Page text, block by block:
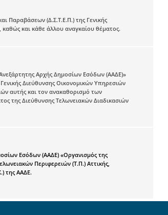
Παραβάσεων (Δ.Σ.Τ.Ε.Π.) της Γενικής
και κάθε άλλου αναγκαίου θέματος.
Αρχής Δημοσίων Εσόδων (ΑΑΔΕ)»
Διεύθυνσης Οικονομικών Υπηρεσιών
αυτής και τον ανακαθορισμό των
της Διεύθυνσης Τελωνειακών Διαδικασιών
Εσόδων (ΑΑΔΕ) «Οργανισμός της
Περιφερειών (Τ.Π.) Αττικής,
της ΑΑΔΕ.